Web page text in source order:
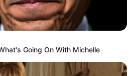
Going On With Michelle